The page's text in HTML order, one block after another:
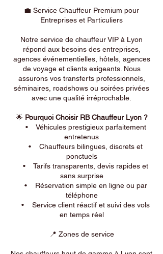
💼 Service Chauffeur Premium pour
Entreprises et Particuliers
Notre service de chauffeur VIP à Lyon
répond aux besoins des entreprises,
agences événementielles, hôtels, agences
de voyage et clients exigeants. Nous
assurons vos transferts professionnels,
séminaires, roadshows ou soirées privées
avec une qualité irréprochable.
🌟 Pourquoi Choisir RB Chauffeur Lyon ?
• Véhicules prestigieux parfaitement
entretenus
• Chauffeurs bilingues, discrets et
ponctuels
• Tarifs transparents, devis rapides et
sans surprise
• Réservation simple en ligne ou par
téléphone
• Service client réactif et suivi des vols
en temps réel
📍 Zones de service